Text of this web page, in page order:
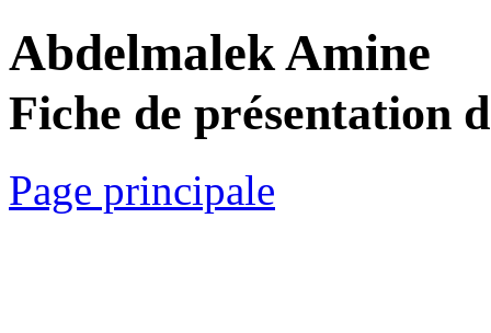
Abdelmalek Amine
Fiche de présentation
Page principale